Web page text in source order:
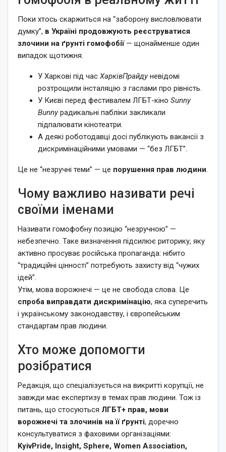
Поки хтось скаржиться на “заборону висловлювати
думку”, в Україні продовжують реєструватися
злочини на ґрунті гомофобії— щонайменше один
випадок щотижня.
У Харкові під час ХарківПрайдуневідомі
розтрощили інсталяцію з гаслами про рівність.
У Києві перед фестивалем ЛГБТ-кіно Sunny
Bunnyрадикальні пабліки закликали
підпалювати кінотеатри.
А деякі роботодавці досі публікують вакансії з
дискримінаційними умовами — “без ЛГБТ”.
Це не “незручні теми” — це порушення прав людини.
Чому важливо називати речі
своїми іменами
Називати гомофобну позицію “незручною” —
небезпечно. Таке визначення підсилює риторику, яку
активно просуває російська пропаганда: нібито
“традиційні цінності” потребують захисту від “чужих
ідей”.
Утім, мова ворожнечі — це не свобода слова. Це
спроба виправдати дискримінацію, яка суперечить
і українському законодавству, і європейським
стандартам прав людини.
Хто може допомогти
розібратися
Редакція, що спеціалізується на викритті корупції, не
завжди має експертизу в темах прав людини. Тож із
питань, що стосуються ЛГБТ+ прав, мови
ворожнечі та злочинів на її ґрунті, доречно
консультуватися з фаховими організаціями:
KyivPride, Insight, Sphere, Women Association,